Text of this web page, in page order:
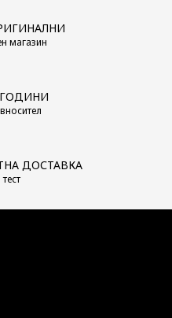
магазин
ДОСТАВКА